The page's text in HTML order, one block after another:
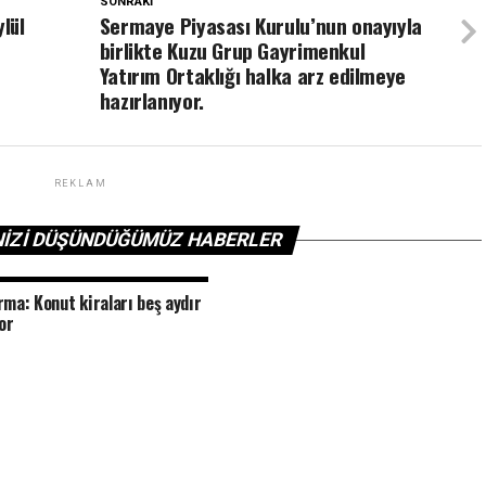
Sermaye Piyasası Kurulu’nun onayıyla
birlikte Kuzu Grup Gayrimenkul
Yatırım Ortaklığı halka arz edilmeye
hazırlanıyor.
REKLAM
DÜŞÜNDÜĞÜMÜZ HABERLER
Konut kiraları beş aydır